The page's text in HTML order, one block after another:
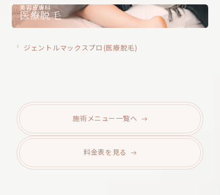
美容皮膚科
医療脱毛
ジェントルマックスプロ(医療脱毛)
施術メニュー 一覧へ
料金表を 見る